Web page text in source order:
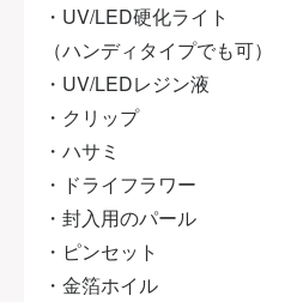
・UV/LED硬化ライト
（ハンディタイプでも可）
・UV/LEDレジン液
・クリップ
・ハサミ
・ドライフラワー
・封入用のパール
・ピンセット
・金箔ホイル